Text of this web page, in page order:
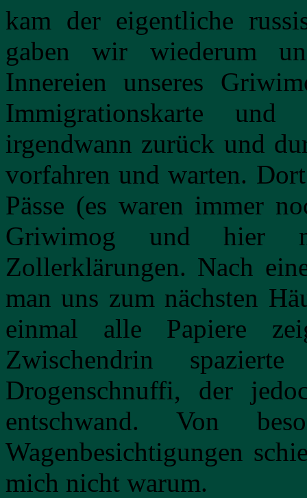
kam der eigentliche
gaben wir wiederum
Innereien unseres
Immigrationskarte
irgendwann zurück und
vorfahren und warten.
Pässe (es waren immer
Griwimog und hier
Zollerklärungen. Nach
man uns zum nächsten
einmal alle Papiere
Zwischendrin
Drogenschnuffi, der
entschwand. Von
Wagenbesichtigungen
mich nicht warum.